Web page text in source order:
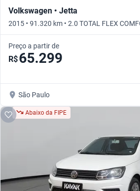
Volkswagen • Jetta
2015 • 91.320 km • 2.0 TOTAL FLEX
Automático
Preço a partir de
R$65.299
São Paulo
Abaixo da FIPE